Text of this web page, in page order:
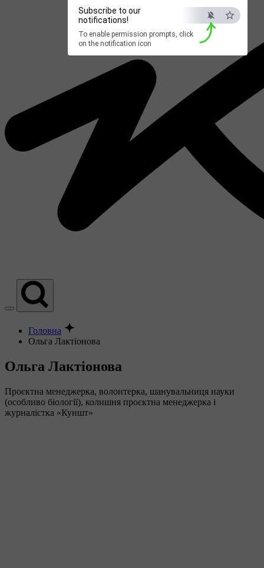
Subscribe to our
notifications!
To enable permission prompts, click
on the notification icon
Головна
Ольга Лактіонова
Ольга Лактіонова
Проєктна менеджерка, волонтерка, шанувальниця науки
(особливо біології), колишня проєктна менеджерка і
журналістка «Куншт»